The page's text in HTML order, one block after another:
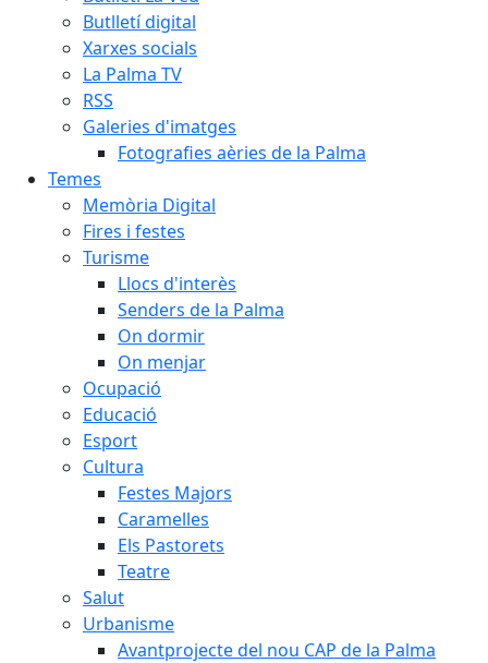
Butlletí digital
Xarxes socials
La Palma TV
RSS
Galeries d'imatges
Fotografies aèries de la Palma
Temes
Memòria Digital
Fires i festes
Turisme
Llocs d'interès
Senders de la Palma
On dormir
On menjar
Ocupació
Educació
Esport
Cultura
Festes Majors
Caramelles
Els Pastorets
Teatre
Salut
Urbanisme
Avantprojecte del nou CAP de la Palma